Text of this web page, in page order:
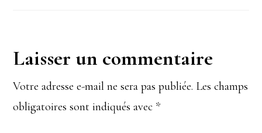
Interactions
du
lecteur
Laisser un commentaire
Votre adresse e-mail ne sera pas publiée. Les champs
obligatoires sont indiqués avec *